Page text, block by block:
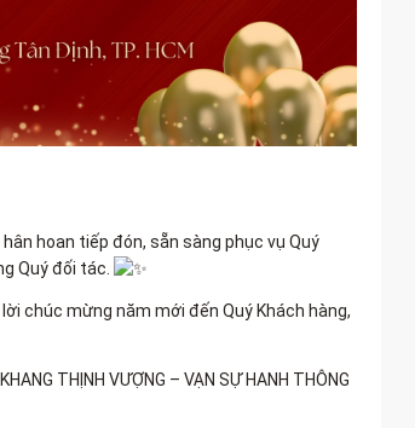
hoan tiếp đón, sẵn sàng phục vụ Quý
Quý đối tác.
chúc mừng năm mới đến Quý Khách hàng,
THỊNH VƯỢNG – VẠN SỰ HANH THÔNG